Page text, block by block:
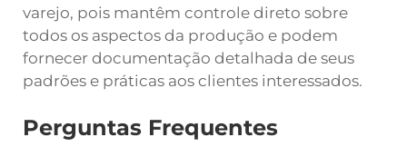
varejo, pois mantêm controle direto sobre
todos os aspectos da produção e podem
fornecer documentação detalhada de seus
padrões e práticas aos clientes interessados.
Perguntas Frequentes